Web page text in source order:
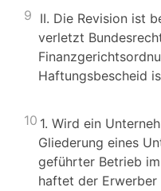
9 II. Die Revision ist
verletzt
Haftungsbescheid
10 1. Wird ein
Gliederung eines
geführter Betrieb
haftet der Erwerber